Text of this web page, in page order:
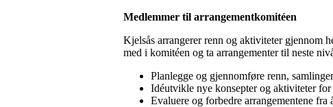
Medlemmer til arrangementkomitéen
Kjelsås arrangerer renn og aktiviteter gjennom
med i komitéen og ta arrangementer til neste
Planlegge og gjennomføre renn,
Idéutvikle nye konsepter og aktiviteter for
Evaluere og forbedre arrangementene fra